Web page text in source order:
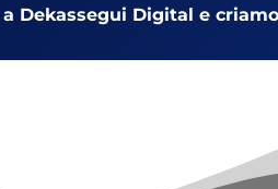
a Dekassegui Digital e